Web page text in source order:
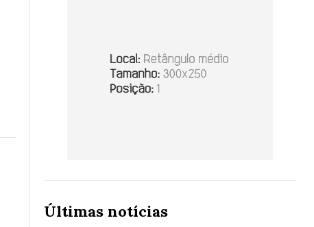
Últimas notícias